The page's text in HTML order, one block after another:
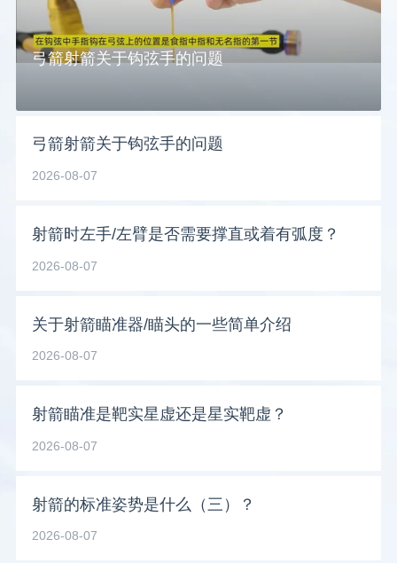
弓箭射箭关于钩弦手的问题
弓箭射箭关于钩弦手的问题
2026-08-07
射箭时左手/左臂是否需要撑直或着有弧度？
2026-08-07
关于射箭瞄准器/瞄头的一些简单介绍
2026-08-07
射箭瞄准是靶实星虚还是星实靶虚？
2026-08-07
射箭的标准姿势是什么（三）？
2026-08-07